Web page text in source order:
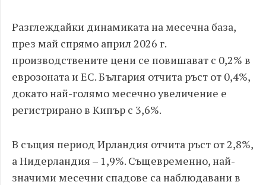
Разглеждайки динамиката на месечна база,
през май спрямо април 2026 г.
производствените цени се повишават с 0,2% в
еврозоната и ЕС. България отчита ръст от 0,4%,
докато най-голямо месечно увеличение е
регистрирано в Кипър с 3,6%.
В същия период Ирландия отчита ръст от 2,8%,
а Нидерландия – 1,9%. Същевременно, най-
значими месечни спадове са наблюдавани в